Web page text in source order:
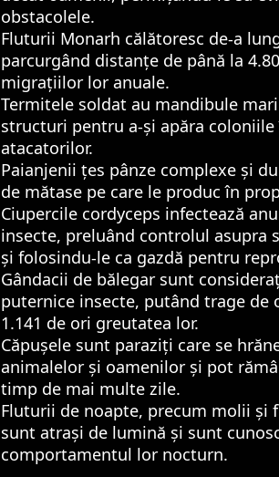
obstacolele.
Fluturii Monarh călătoresc de-a
parcurgând distanțe de până la
migrațiilor lor anuale.
Termitele soldat au mandibule
structuri pentru a-și apăra
atacatorilor.
Paianjenii țes pânze complexe și
de mătase pe care le produc în
Ciupercile cordyceps infectează
insecte, preluând controlul asupra
și folosindu-le ca gazdă pentru
Gândacii de bălegar sunt
puternice insecte, putând trage de
1.141 de ori greutatea lor.
Căpușele sunt paraziți care se
animalelor și oamenilor și pot
timp de mai multe zile.
Fluturii de noapte, precum molii și
sunt atrași de lumină și sunt
comportamentul lor nocturn.